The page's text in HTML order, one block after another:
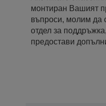
монтиран Вашият
въпроси, молим да
отдел за
предостави